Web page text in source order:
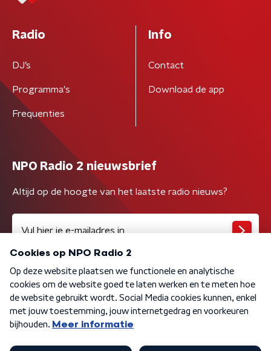
Radio
DJ’s
Programma's
Frequenties
Info
Contact
Download de app
NPO Radio 2 nieuwsbrief
Altijd op de hoogte van het laatste radio nieuws?
Algemene voorwaarden